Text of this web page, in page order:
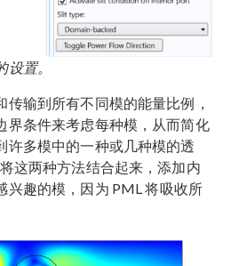
置。
输到所有不同模的能量比例，
界条件来考虑每种模，从而简化
许多模中的一种或几种模的透
这两种方法结合起来，添加内
兴趣的模，因为 PML 将吸收所